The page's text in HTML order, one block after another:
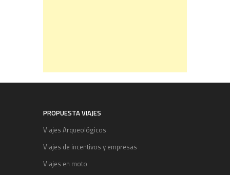
PROPUESTA VIAJES
Viajes Arqueológicos
Viajes de incentivos y empresas
Viajes en moto